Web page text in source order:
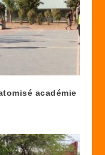
académie